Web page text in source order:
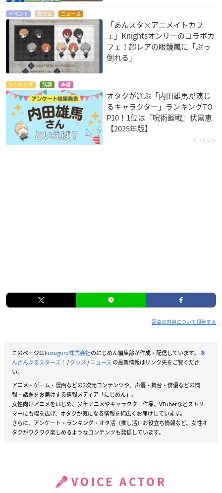
イベント カフェ ニュース
「あんスタ×アニメイトカフ
ェ」Knightsオンリーのコラボカ
フェ！超レアの眼鏡嵐に「ぶっ
倒れる」
ランキング 話題 声優
オタクが選ぶ「内田雄馬が演じ
るキャラクター」ランキングTO
P10！1位は『呪術廻戦』伏黒恵
【2025年版】
1コメント
記事の内容について報告する
このページはkusuguru株式会社のにじめん編集部が作成・配信しています。 あ
んさんぶるスターズ！ /グッズ/ニュース の最新情報はリンク先をご覧くださ
い。
アニメ・ゲーム・漫画などの2次元コンテンツや、声優・舞台・俳優などの情
報・話題をお届けする情報メディア「にじめん」。
女性向けアニメをはじめ、少年アニメやキャラクター作品、VTuberなどストリー
マーにも幅を広げ、オタクが気になる情報を幅広くお届けしています。
さらに、アンケート・ランキング・オタ活（推し活）お役立ち情報など、女性オ
タクがワクワク楽しめるようなコンテンツも発信しています。
VOICE ACTOR